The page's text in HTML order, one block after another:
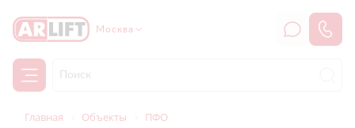
Москва
Главная Объекты
ПФО